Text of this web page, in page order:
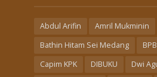
Abdul Arifin Amril Mukminin
Bathin Hitam Sei Medang
Capim KPK
DIBUKU
Dwi